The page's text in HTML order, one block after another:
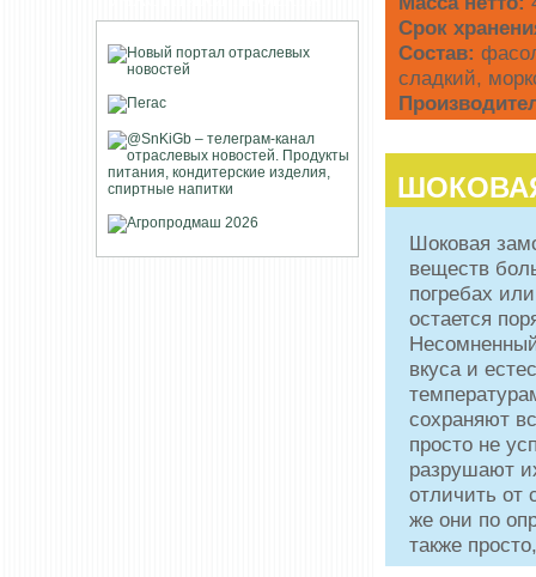
Срок
Состав:
сладкий,
Шоковая
веществ
погребах
остается
вкуса и
сохраняют
просто не
разрушают
отличить от
же они по
также